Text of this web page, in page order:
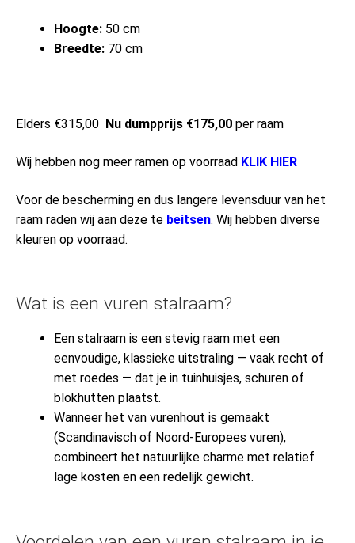
Hoogte: 50 cm
Breedte: 70 cm
Elders €315,00 Nu dumpprijs €175,00 per raam
Wij hebben nog meer ramen op voorraad KLIK HIER
Voor de bescherming en dus langere levensduur van het
raam raden wij aan deze te beitsen. Wij hebben diverse
kleuren op voorraad.
Wat is een vuren stalraam?
Een stalraam is een stevig raam met een
eenvoudige, klassieke uitstraling — vaak recht of
met roedes — dat je in tuinhuisjes, schuren of
blokhutten plaatst.
Wanneer het van vurenhout is gemaakt
(Scandinavisch of Noord-Europees vuren),
combineert het natuurlijke charme met relatief
lage kosten en een redelijk gewicht.